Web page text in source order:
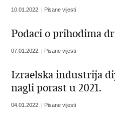
10.01.2022. | Pisane vijesti
Podaci o prihodima
07.01.2022. | Pisane vijesti
Izraelska industrija
nagli porast u 2021.
04.01.2022. | Pisane vijesti